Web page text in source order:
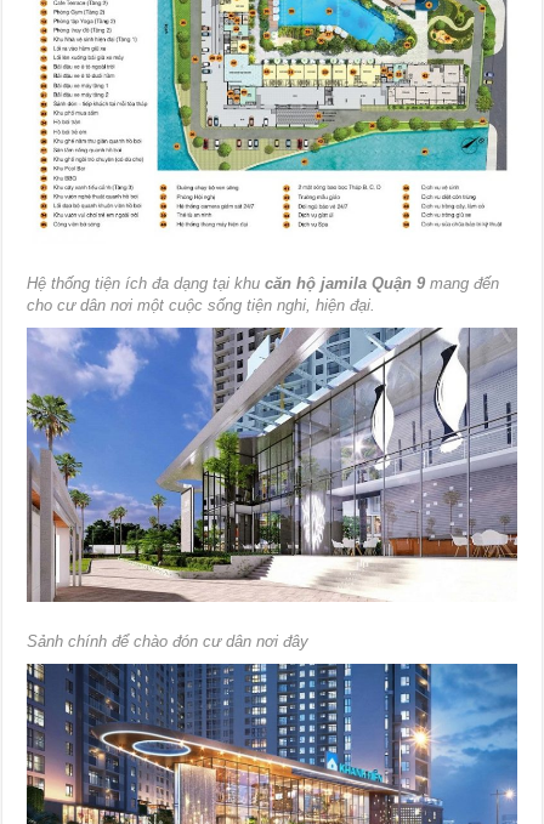
Hệ thống tiện ích đa dạng tại khucăn hộ jamila Quận 9 mang đến
cho cư dân nơi một cuộc sống tiện nghi, hiện đại.
Sảnh chính để chào đón cư dân nơi đây